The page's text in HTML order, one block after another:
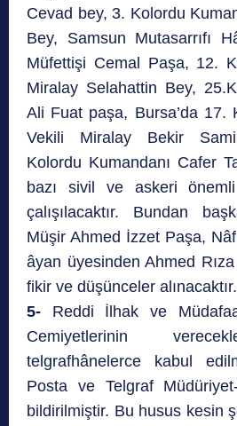
Cevad bey, 3. Kolordu
Bey, Samsun Mutasarrıfı
Müfettişi Cemal Paşa, 12.
Miralay Selahattin Bey,
Ali Fuat paşa, Bursa’da 17.
Vekili Miralay Bekir
Kolordu Kumandanı Cafer
bazı sivil ve askeri
çalışılacaktır. Bundan
Müşir Ahmed İzzet Paşa,
âyan üyesinden Ahmed
fikir ve düşünceler alınacaktır.
5- Reddi İlhak ve
Cemiyetlerinin
telgrafhânelerce kabul
Posta ve Telgraf
bildirilmiştir. Bu husus kesin